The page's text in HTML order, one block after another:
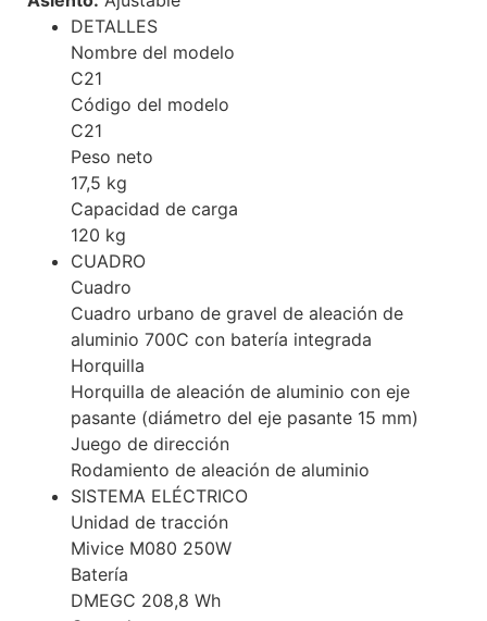
DETALLES
Nombre del modelo
C21
Código del modelo
C21
Peso neto
17,5 kg
Capacidad de carga
120 kg
CUADRO
Cuadro
Cuadro urbano de gravel de aleación de
aluminio 700C con batería integrada
Horquilla
Horquilla de aleación de aluminio con eje
pasante (diámetro del eje pasante 15 mm)
Juego de dirección
Rodamiento de aleación de aluminio
SISTEMA ELÉCTRICO
Unidad de tracción
Mivice M080 250W
Batería
DMEGC 208,8 Wh